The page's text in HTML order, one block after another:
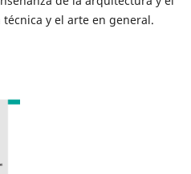
y el arte en general.